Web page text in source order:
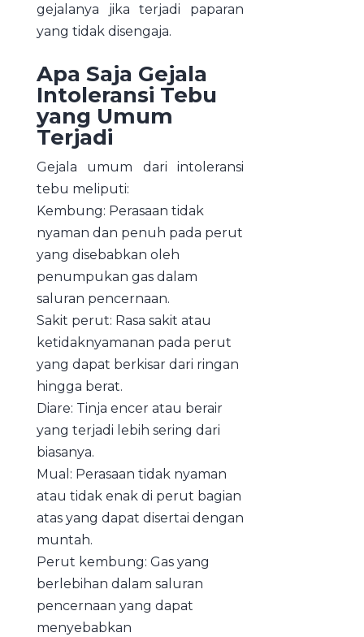
gejalanya jika terjadi paparan
yang tidak disengaja.
Apa Saja Gejala
Intoleransi Tebu
yang Umum
Terjadi
Gejala umum dari intoleransi
tebu meliputi:
Kembung: Perasaan tidak
nyaman dan penuh pada perut
yang disebabkan oleh
penumpukan gas dalam
saluran pencernaan.
Sakit perut: Rasa sakit atau
ketidaknyamanan pada perut
yang dapat berkisar dari ringan
hingga berat.
Diare: Tinja encer atau berair
yang terjadi lebih sering dari
biasanya.
Mual: Perasaan tidak nyaman
atau tidak enak di perut bagian
atas yang dapat disertai dengan
muntah.
Perut kembung: Gas yang
berlebihan dalam saluran
pencernaan yang dapat
menyebabkan